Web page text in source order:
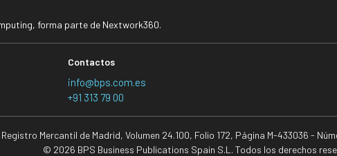
forma parte de Nextwork360.
Contactos
info@bps.com.es
+91 313 79 00
Mercantil de Madrid, Volumen 24.100, Folio 172, Página M-433036 -
© 2026 BPS Business Publications Spain S.L. Todos los derechos